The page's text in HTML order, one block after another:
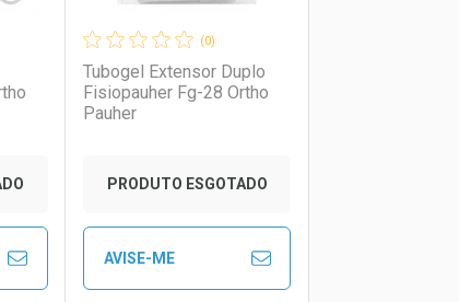
(0)
Tubogel Extensor Duplo
Fisiopauher Fg-28 Ortho
Pauher
PRODUTO ESGOTADO
AVISE-ME